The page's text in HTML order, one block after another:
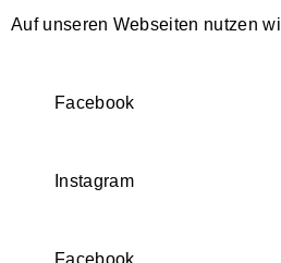
Auf unseren Webseiten nutzen
Facebook
Instagram
Facebook